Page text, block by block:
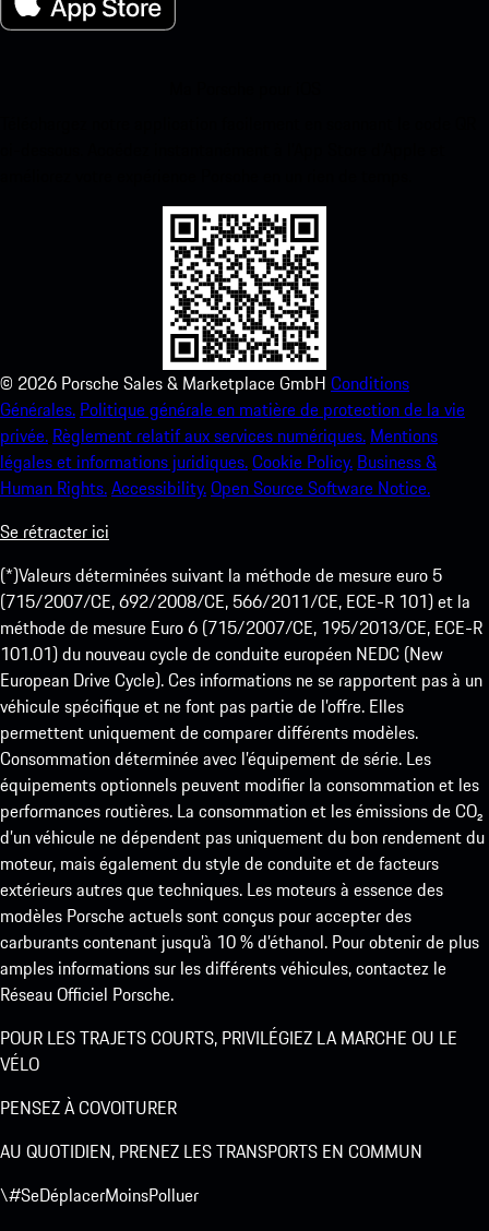
© 2026 Porsche Sales & Marketplace GmbH Conditions
Générales. Politique générale en matière de protection de la vie
privée. Règlement relatif aux services numériques. Mentions
légales et informations juridiques.Cookie Policy. Business &
Human Rights.Accessibility.Open Source Software Notice.
Se rétracter ici
(*)Valeurs déterminées suivant la méthode de mesure euro 5
(715/2007/CE, 692/2008/CE, 566/2011/CE, ECE-R 101) et la
méthode de mesure Euro 6 (715/2007/CE, 195/2013/CE, ECE-R
101.01) du nouveau cycle de conduite européen NEDC (New
European Drive Cycle). Ces informations ne se rapportent pas à un
véhicule spécifique et ne font pas partie de l’offre. Elles
permettent uniquement de comparer différents modèles.
Consommation déterminée avec l’équipement de série. Les
équipements optionnels peuvent modifier la consommation et les
performances routières. La consommation et les émissions de CO₂
d’un véhicule ne dépendent pas uniquement du bon rendement du
moteur, mais également du style de conduite et de facteurs
extérieurs autres que techniques. Les moteurs à essence des
modèles Porsche actuels sont conçus pour accepter des
carburants contenant jusqu’à 10 % d’éthanol. Pour obtenir de plus
amples informations sur les différents véhicules, contactez le
Réseau Officiel Porsche.
POUR LES TRAJETS COURTS, PRIVILÉGIEZ LA MARCHE OU LE
VÉLO
PENSEZ À COVOITURER
AU QUOTIDIEN, PRENEZ LES TRANSPORTS EN COMMUN
\#SeDéplacerMoinsPolluer